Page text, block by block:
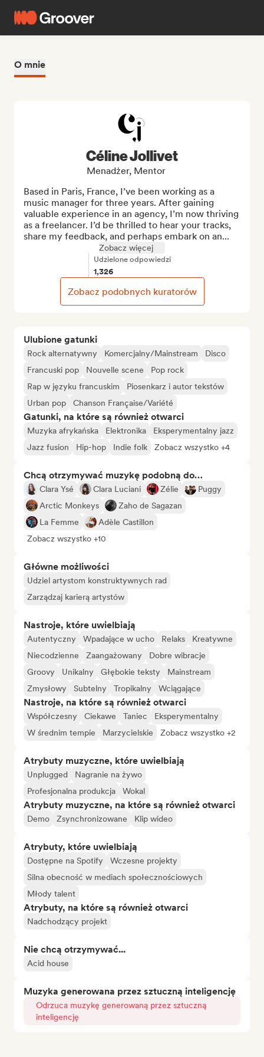
O mnie
Ulubione gatunki
Rock alternatywny Komercjalny/Mainstream
Disco
Francuski pop
Nouvelle scene
Pop rock
Rap w języku francuskim
Piosenkarz i autor tekstów
Urban pop
Chanson Française/Variété
Gatunki, na które są również otwarci
Muzyka afrykańska Elektronika
Eksperymentalny jazz
Jazz fusion
Hip-hop Indie folk Zobacz wszystko +4
Chcą otrzymywać muzykę podobną do…
Clara Ysé Clara Luciani Zélie
Puggy
Arctic Monkeys
Zaho de Sagazan
La Femme
Adèle Castillon
Zobacz wszystko +10
Główne możliwości
Udziel artystom konstruktywnych rad
Zarządzaj karierą artystów
Nastroje, które uwielbiają
Autentyczny Wpadające w ucho Relaks
Kreatywne
Niecodzienne
Zaangażowany
Dobre wibracje
Groovy
Unikalny Głębokie teksty
Mainstream
Zmysłowy
Subtelny Tropikalny Wciągające
Nastroje, na które są również otwarci
Współczesny Ciekawe Taniec
Eksperymentalny
W średnim tempie
Marzycielskie Zobacz wszystko +2
Atrybuty muzyczne, które uwielbiają
Unplugged
Nagranie na żywo
Profesjonalna produkcja
Wokal
Atrybuty muzyczne, na które są również otwarci
Demo Zsynchronizowane Klip wideo
Atrybuty, które uwielbiają
Dostępne na Spotify
Wczesne projekty
Silna obecność w mediach społecznościowych
Młody talent
Atrybuty, na które są również otwarci
Nadchodzący projekt
Nie chcą otrzymywać...
Acid house
Muzyka generowana przez sztuczną inteligencję
Odrzuca muzykę generowaną przez sztuczną
inteligencję
Céline Jollivet
Menadżer, Mentor
Based in Paris, France, I’ve been working as a
music manager for three years. After gaining
valuable experience in an agency, I’m now thriving
as a freelancer. I’d be thrilled to hear your tracks,
share my feedback, and perhaps embark on an...
Zobacz więcej
Udzielone odpowiedzi
1,326
Zobacz podobnych kuratorów